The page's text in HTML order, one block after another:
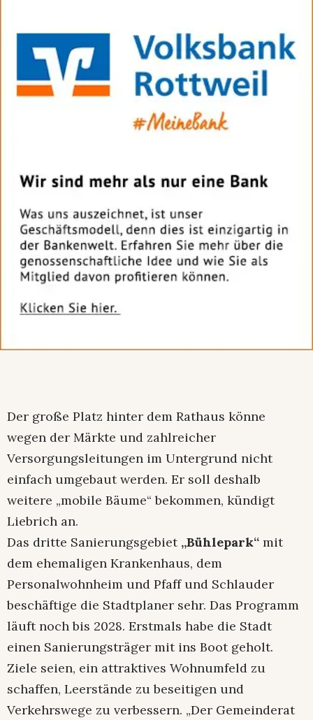
Der große Platz hinter dem Rathaus könne
wegen der Märkte und zahlreicher
Versorgungsleitungen im Untergrund nicht
einfach umgebaut werden. Er soll deshalb
weitere „mobile Bäume“ bekommen, kündigt
Liebrich an.
Das dritte Sanierungsgebiet „Bühlepark“ mit
dem ehemaligen Krankenhaus, dem
Personalwohnheim und Pfaff und Schlauder
beschäftige die Stadtplaner sehr. Das Programm
läuft noch bis 2028. Erstmals habe die Stadt
einen Sanierungsträger mit ins Boot geholt.
Ziele seien, ein attraktives Wohnumfeld zu
schaffen, Leerstände zu beseitigen und
Verkehrswege zu verbessern. „Der Gemeinderat